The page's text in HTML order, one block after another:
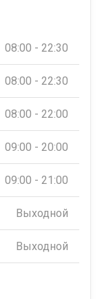
08:00 - 22:30
08:00 - 22:30
08:00 - 22:00
09:00 - 20:00
09:00 - 21:00
Выходной
Выходной